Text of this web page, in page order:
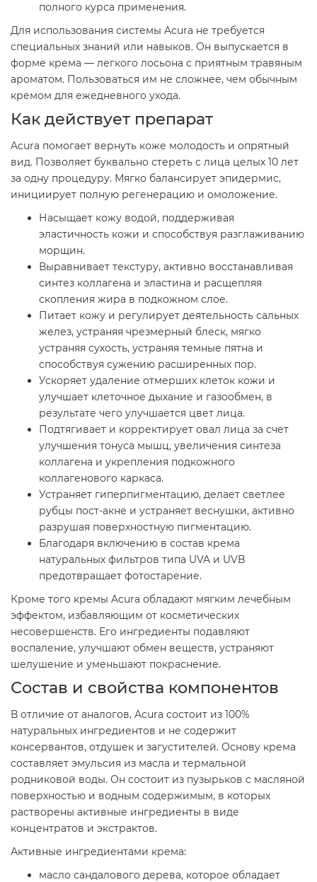
полного курса применения.
Для использования системы Acura не требуется
специальных знаний или навыков. Он выпускается в
форме крема — легкого лосьона с приятным травяным
ароматом. Пользоваться им не сложнее, чем обычным
кремом для ежедневного ухода.
Как действует препарат
Acura помогает вернуть коже молодость и опрятный
вид. Позволяет буквально стереть с лица целых 10 лет
за одну процедуру. Мягко балансирует эпидермис,
инициирует полную регенерацию и омоложение.
Насыщает кожу водой, поддерживая
эластичность кожи и способствуя разглаживанию
морщин.
Выравнивает текстуру, активно восстанавливая
синтез коллагена и эластина и расщепляя
скопления жира в подкожном слое.
Питает кожу и регулирует деятельность сальных
желез, устраняя чрезмерный блеск, мягко
устраняя сухость, устраняя темные пятна и
способствуя сужению расширенных пор.
Ускоряет удаление отмерших клеток кожи и
улучшает клеточное дыхание и газообмен, в
результате чего улучшается цвет лица.
Подтягивает и корректирует овал лица за счет
улучшения тонуса мышц, увеличения синтеза
коллагена и укрепления подкожного
коллагенового каркаса.
Устраняет гиперпигментацию, делает светлее
рубцы пост-акне и устраняет веснушки, активно
разрушая поверхностную пигментацию.
Благодаря включению в состав крема
натуральных фильтров типа UVA и UVB
предотвращает фотостарение.
Кроме того кремы Acura обладают мягким лечебным
эффектом, избавляющим от косметических
несовершенств. Его ингредиенты подавляют
воспаление, улучшают обмен веществ, устраняют
шелушение и уменьшают покраснение.
Состав и свойства компонентов
В отличие от аналогов, Acura состоит из 100%
натуральных ингредиентов и не содержит
консервантов, отдушек и загустителей. Основу крема
составляет эмульсия из масла и термальной
родниковой воды. Он состоит из пузырьков с масляной
поверхностью и водным содержимым, в которых
растворены активные ингредиенты в виде
концентратов и экстрактов.
Активные ингредиентами крема:
масло сандалового дерева, которое обладает